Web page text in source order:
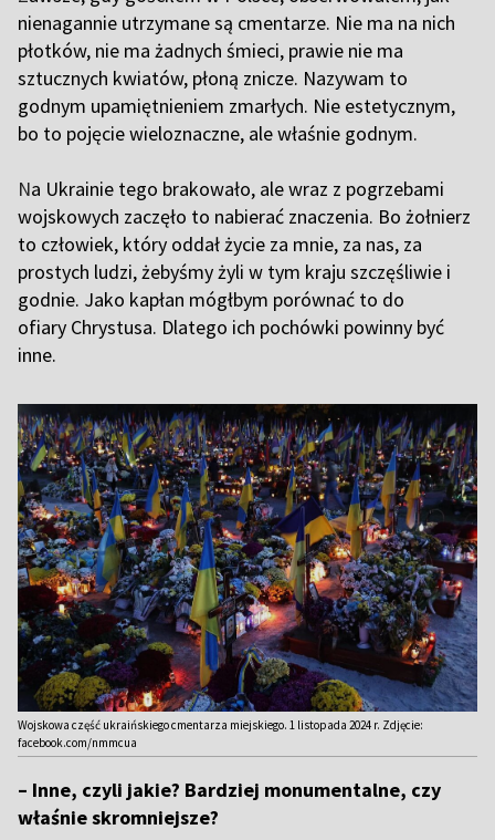
nienagannie utrzymane są cmentarze. Nie ma na nich
płotków, nie ma żadnych śmieci, prawie nie ma
sztucznych kwiatów, płoną znicze. Nazywam to
godnym upamiętnieniem zmarłych. Nie estetycznym,
bo to pojęcie wieloznaczne, ale właśnie godnym.
Na Ukrainie tego brakowało, ale wraz z pogrzebami
wojskowych zaczęło to nabierać znaczenia. Bo żołnierz
to człowiek, który oddał życie za mnie, za nas, za
prostych ludzi, żebyśmy żyli w tym kraju szczęśliwie i
godnie. Jako kapłan mógłbym porównać to do
ofiary Chrystusa. Dlatego ich pochówki powinny być
inne.
Wojskowa część ukraińskiego cmentarza miejskiego. 1 listopada 2024 r. Zdjęcie:
facebook.com/nmmcua
– Inne, czyli jakie? Bardziej monumentalne, czy
właśnie skromniejsze?